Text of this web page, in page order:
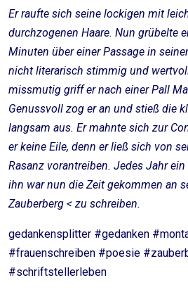
Er raufte sich seine lockigen mit
durchzogenen Haare. Nun grübelte
Minuten über einer Passage in
nicht literarisch stimmig und
missmutig griff er nach einer Pall
Genussvoll zog er an und stieß die
langsam aus. Er mahnte sich zur
er keine Eile, denn er ließ sich von
Rasanz vorantreiben. Jedes Jahr
ihn war nun die Zeit gekommen an
Zauberberg < zu schreiben.
gedankensplitter #gedanken
#frauenschreiben #poesie
#schriftstellerleben